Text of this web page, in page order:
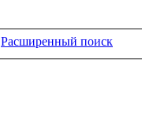
Расширенный поиск